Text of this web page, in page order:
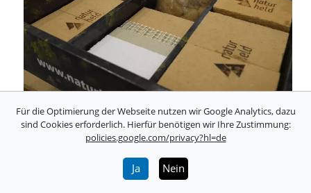
Naturheld Dämmstoffe - Ziegler Group
Für die Optimierung der Webseite nutzen wir Google Analytics, dazu
sind Cookies erforderlich. Hierfür benötigen wir Ihre Zustimmung:
policies.google.com/privacy?hl=de
Ja Nein